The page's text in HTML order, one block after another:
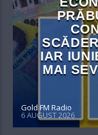
IAR
MAI
Gold FM Radio
6 AUGUST 2026